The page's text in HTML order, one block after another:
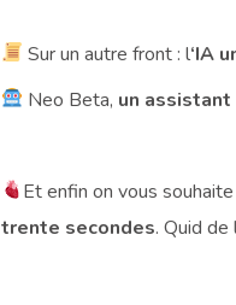
Sur un autre front : l‘IA
Neo Beta, un
Et enfin on vous
trente secondes. Quid